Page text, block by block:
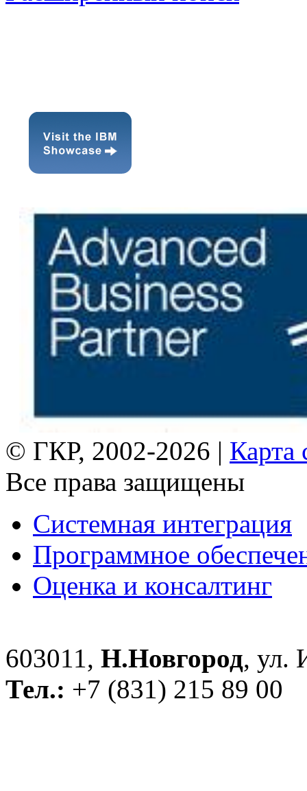
© ГКР, 2002-2026 | Карта
Все права защищены
Системная интеграция
Программное
Оценка и консалтинг
603011, Н.Новгород, ул.
Тел.: +7 (831) 215 89 00